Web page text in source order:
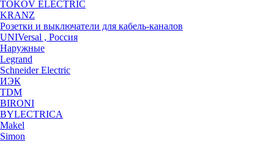
TOKOV ELECTRIC
KRANZ
Розетки и выключатели для кабель-каналов
UNIVersal , Россия
Наружные
Legrand
Schneider Electric
ИЭК
TDM
BIRONI
BYLECTRICA
Makel
Simon